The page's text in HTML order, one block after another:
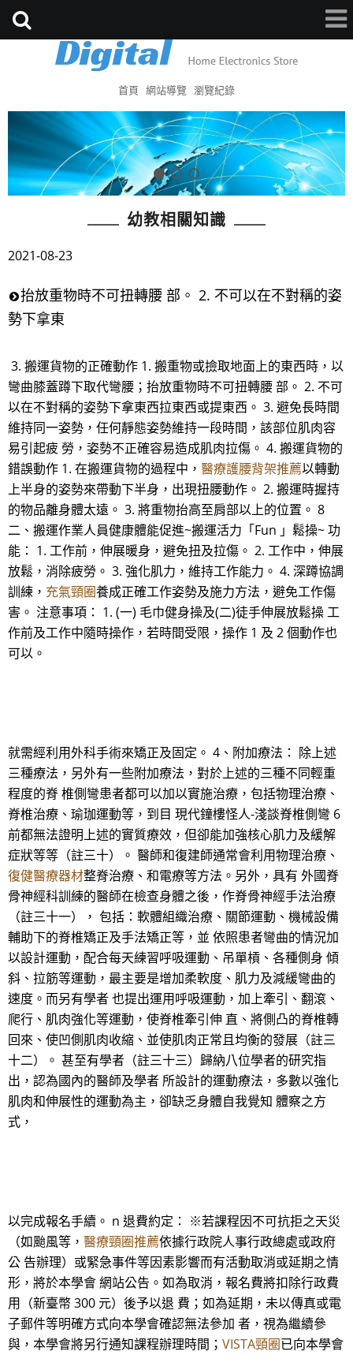
首頁 網站導覽 瀏覽紀錄
幼教相關知識
2021-08-23
抬放重物時不可扭轉腰 部。 2. 不可以在不對稱的姿
勢下拿東
3. 搬運貨物的正確動作 1. 搬重物或撿取地面上的東西時，以
彎曲膝蓋蹲下取代彎腰；抬放重物時不可扭轉腰 部。 2. 不可
以在不對稱的姿勢下拿東西拉東西或提東西。 3. 避免長時間
維持同一姿勢，任何靜態姿勢維持一段時間，該部位肌肉容
易引起疲 勞，姿勢不正確容易造成肌肉拉傷。 4. 搬運貨物的
錯誤動作 1. 在搬運貨物的過程中， 醫療護腰背架推薦以轉動
上半身的姿勢來帶動下半身，出現扭腰動作。 2. 搬運時握持
的物品離身體太遠。 3. 將重物抬高至肩部以上的位置。 8
二、搬運作業人員健康體能促進~搬運活力「Fun 」鬆操~ 功
能： 1. 工作前，伸展暖身，避免扭及拉傷。 2. 工作中，伸展
放鬆，消除疲勞。 3. 強化肌力，維持工作能力。 4. 深蹲協調
訓練， 充氣頸圈養成正確工作姿勢及施力方法，避免工作傷
害。 注意事項： 1. (一) 毛巾健身操及(二)徒手伸展放鬆操 工
作前及工作中隨時操作，若時間受限，操作 1 及 2 個動作也
可以。
就需經利用外科手術來矯正及固定。 4、附加療法： 除上述
三種療法，另外有一些附加療法，對於上述的三種不同輕重
程度的脊 椎側彎患者都可以加以實施治療，包括物理治療、
脊椎治療、瑜珈運動等，到目 現代鐘樓怪人-淺談脊椎側彎 6
前都無法證明上述的實質療效，但卻能加強核心肌力及緩解
症狀等等（註三十）。 醫師和復建師通常會利用物理治療、
復健醫療器材整脊治療、和電療等方法。另外，具有 外國脊
骨神經科訓練的醫師在檢查身體之後，作脊骨神經手法治療
（註三十一）， 包括：軟體組織治療、關節運動、機械設備
輔助下的脊椎矯正及手法矯正等，並 依照患者彎曲的情況加
以設計運動，配合每天練習呼吸運動、吊單槓、各種側身 傾
斜、拉筋等運動，最主要是增加柔軟度、肌力及減緩彎曲的
速度。而另有學者 也提出運用呼吸運動，加上牽引、翻滾、
爬行、肌肉強化等運動，使脊椎牽引伸 直、將側凸的脊椎轉
回來、使凹側肌肉收縮、並使肌肉正常且均衡的發展（註三
十二）。 甚至有學者（註三十三）歸納八位學者的研究指
出，認為國內的醫師及學者 所設計的運動療法，多數以強化
肌肉和伸展性的運動為主，卻缺乏身體自我覺知 體察之方
式，
以完成報名手續。 n 退費約定： ※若課程因不可抗拒之天災
（如颱風等， 醫療頸圈推薦依據行政院人事行政總處或政府
公 告辦理）或緊急事件等因素影響而有活動取消或延期之情
形，將於本學會 網站公告。如為取消，報名費將扣除行政費
用（新臺幣 300 元）後予以退 費；如為延期，未以傳真或電
子郵件等明確方式向本學會確認無法參加 者，視為繼續參
與，本學會將另行通知課程辦理時間； VISTA頸圈已向本學會